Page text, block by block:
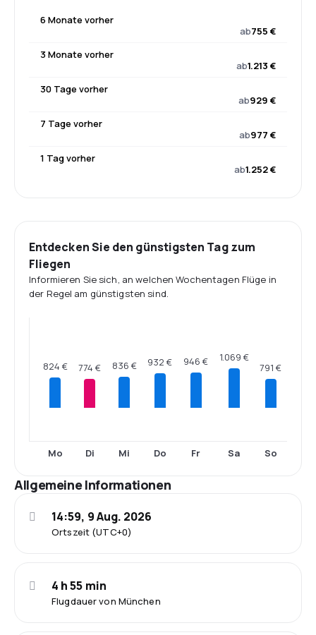
6 Monate vorher
ab755 €
3 Monate vorher
ab1.213 €
30 Tage vorher
ab929 €
7 Tage vorher
ab977 €
1 Tag vorher
ab1.252 €
Entdecken Sie den günstigsten Tag zum
Fliegen
Informieren Sie sich, an welchen Wochentagen Flüge in
der Regel am günstigsten sind.
824 €
Mo
774 €
Di
836 €
Mi
932 €
Do
946 €
Fr
1.069 €
Sa
791 €
So
Allgemeine Informationen
Ortszeit (UTC+0)
14:59, 9 Aug. 2026
Flugdauer von München
4 h 55 min